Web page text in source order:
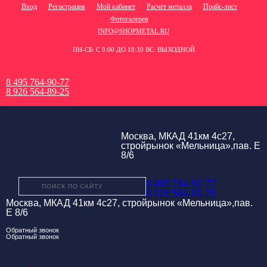
Вход Регистрация Мой кабинет Расчёт металла
Прайс-лист
Фотогалерея
INFO@SHOPMETAL.RU
ПН-СБ: С 9:00 ДО 18:30 ВС: ВЫХОДНОЙ
8 495 764-90-77
8 926 564-89-25
Москва, МКАД 41км 4с27,
стройрынок «Мельница»,пав. Е
8/6
8 495 764-90-77
8 926 564-89-25
Москва, МКАД 41км 4с27, стройрынок «Мельница»,пав.
Е 8/6
Обратный звонок
Обратный звонок